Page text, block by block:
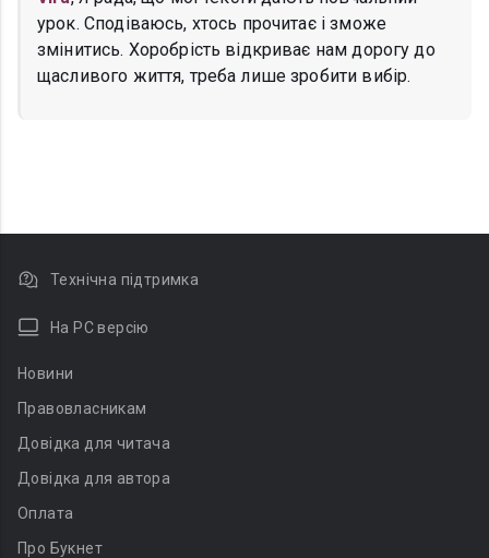
урок. Сподіваюсь, хтось прочитає і зможе
змінитись. Хоробрість відкриває нам дорогу до
щасливого життя, треба лише зробити вибір.
Технічна підтримка
На PC версію
Новини
Правовласникам
Довідка для читача
Довідка для автора
Оплата
Про Букнет